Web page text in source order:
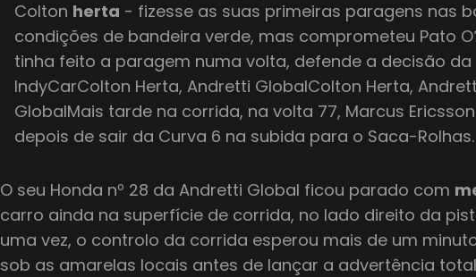
Colton herta - fizesse as suas primeiras paragens nas
condições de bandeira verde, mas comprometeu Pato
tinha feito a paragem numa volta, defende a decisão da
IndyCarColton Herta, Andretti GlobalColton Herta,
GlobalMais tarde na corrida, na volta 77, Marcus
depois de sair da Curva 6 na subida para o Saca-Rolhas.
O seu Honda nº 28 da Andretti Global ficou parado com
carro ainda na superfície de corrida, no lado direito da
uma vez, o controlo da corrida esperou mais de um
sob as amarelas locais antes de lançar a advertência